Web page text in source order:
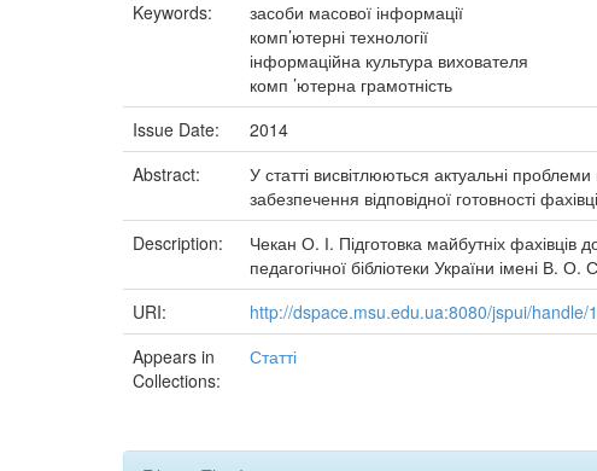
Keywords:
засоби масової інформації
комп’ютерні технології
інформаційна культура вихователя
комп ’ютерна грамотність
Issue Date:
2014
Abstract:
У статті висвітлюються актуальні
забезпечення відповідної готовності
Description:
Чекан О. І. Підготовка майбутніх фахівців
педагогічної бібліотеки України імені
URI:
http://dspace.msu.edu.ua:8080/jspui/handle/
Appears in
Collections:
Статті